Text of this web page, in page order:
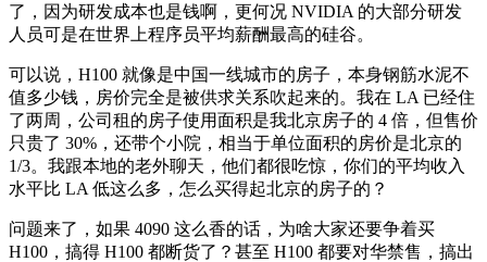
了，因为研发成本也是钱啊，更何况 NVIDIA 的大部分研发
人员可是在世界上程序员平均薪酬最高的硅谷。
可以说，H100 就像是中国一线城市的房子，本身钢筋水泥不
值多少钱，房价完全是被供求关系吹起来的。我在 LA 已经住
了两周，公司租的房子使用面积是我北京房子的 4 倍，但售价
只贵了 30%，还带个小院，相当于单位面积的房价是北京的
1/3。我跟本地的老外聊天，他们都很吃惊，你们的平均收入
水平比 LA 低这么多，怎么买得起北京的房子的？
问题来了，如果 4090 这么香的话，为啥大家还要争着买
H100，搞得 H100 都断货了？甚至 H100 都要对华禁售，搞出